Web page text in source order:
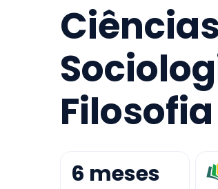
Filosofia
6 meses